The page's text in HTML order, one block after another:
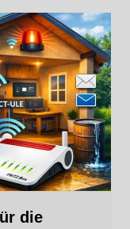
die